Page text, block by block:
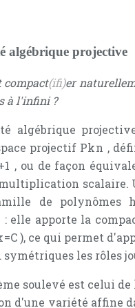
algébrique projective
compact(ifi)er
à l'infini ?
algébrique
projectif Pkn ,
1 , ou de façon
scalaire.
de polynômes
elle apporte la
=C), ce qui permet
symétriques les rôles
soulevé est celui
d'une variété affine